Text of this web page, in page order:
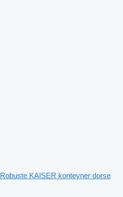
Robuste KAISER konteyner dorse